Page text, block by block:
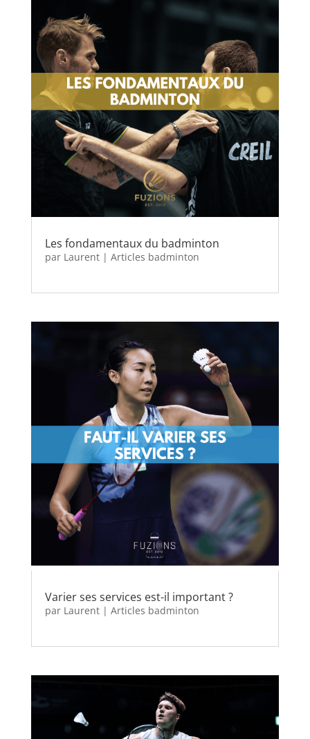
Les fondamentaux du badminton
par Laurent| Articles badminton
Varier ses services est-il important ?
par Laurent| Articles badminton